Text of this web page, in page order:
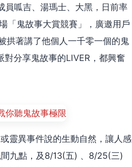
員呱吉、湯瑪士、大黑，日前率
「鬼故事大賞競賽」，廣邀用戶
拱著講了他個人一千零一個的鬼
對分享鬼故事的LIVER，都興奮
靈異事件說的生動自然，讓人感
九點，及8/13(五) 、8/25(三)